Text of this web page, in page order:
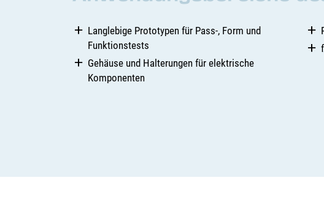
Langlebige Prototypen für Pass-, Form und
Funktionstests
Gehäuse und Halterungen für elektrische
Komponenten